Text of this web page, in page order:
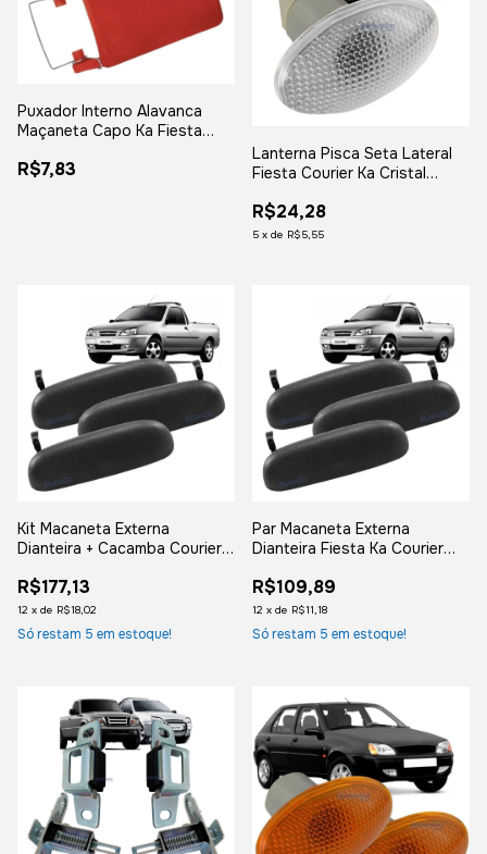
Puxador Interno Alavanca
Maçaneta Capo Ka Fiesta
R$7,83
Lanterna Pisca Seta Lateral
Fiesta Courier Ka Cristal
R$24,28
5 x de R$5,55
Kit Macaneta Externa
Dianteira + Cacamba Courier
R$177,13
12 x de R$18,02
Só restam 5 em estoque!
Par Macaneta Externa
Dianteira Fiesta Ka Courier
R$109,89
12 x de R$11,18
Só restam 5 em estoque!